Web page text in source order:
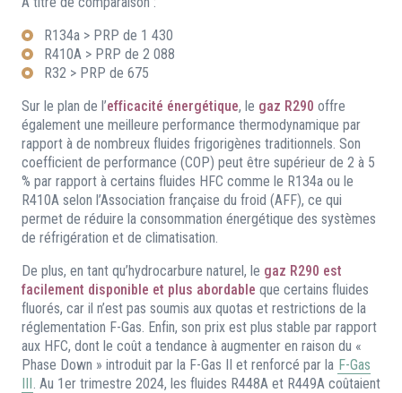
R134a > PRP de 1 430
R410A > PRP de 2 088
R32 > PRP de 675
Sur le plan de l’efficacité énergétique, le gaz R290 offre
également une meilleure performance thermodynamique par
rapport à de nombreux fluides frigorigènes traditionnels. Son
coefficient de performance (COP) peut être supérieur de 2 à 5
% par rapport à certains fluides HFC comme le R134a ou le
R410A selon l’Association française du froid (AFF), ce qui
permet de réduire la consommation énergétique des systèmes
de réfrigération et de climatisation.
De plus, en tant qu’hydrocarbure naturel, le gaz R290 est
facilement disponible et plus abordable que certains fluides
fluorés, car il n’est pas soumis aux quotas et restrictions de la
réglementation F-Gas. Enfin, son prix est plus stable par rapport
aux HFC, dont le coût a tendance à augmenter en raison du «
Phase Down » introduit par la F-Gas II et renforcé par la F-Gas
III. Au 1er trimestre 2024, les fluides R448A et R449A coûtaient